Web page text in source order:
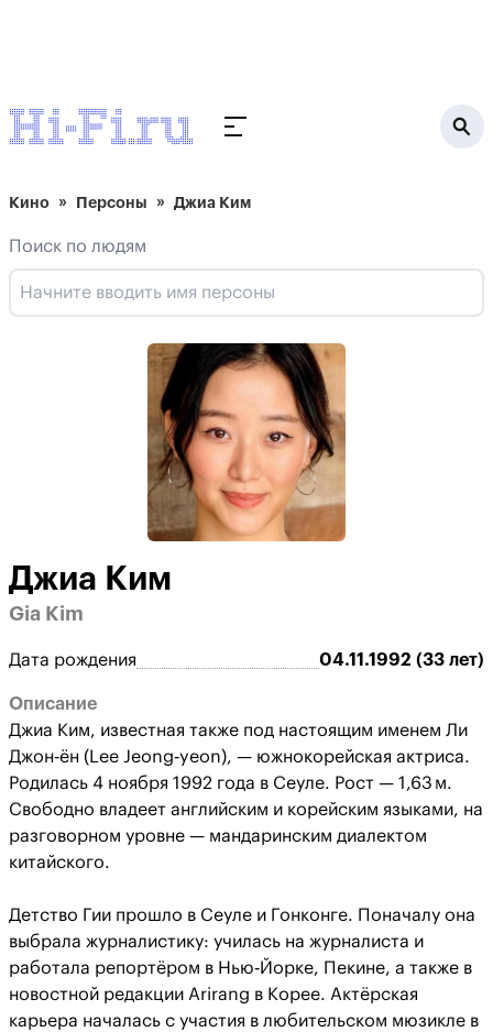
Кино Персоны Джиа Ким
Поиск по людям
Джиа Ким
Gia Kim
Дата рождения 04.11.1992 (33 лет)
Описание
Джиа Ким, известная также под настоящим именем Ли
Джон‑ён (Lee Jeong‑yeon), — южнокорейская актриса.
Родилась 4 ноября 1992 года в Сеуле. Рост — 1,63 м.
Свободно владеет английским и корейским языками, на
разговорном уровне — мандаринским диалектом
китайского.
Детство Гии прошло в Сеуле и Гонконге. Поначалу она
выбрала журналистику: училась на журналиста и
работала репортёром в Нью‑Йорке, Пекине, а также в
новостной редакции Arirang в Корее. Актёрская
карьера началась с участия в любительском мюзикле в